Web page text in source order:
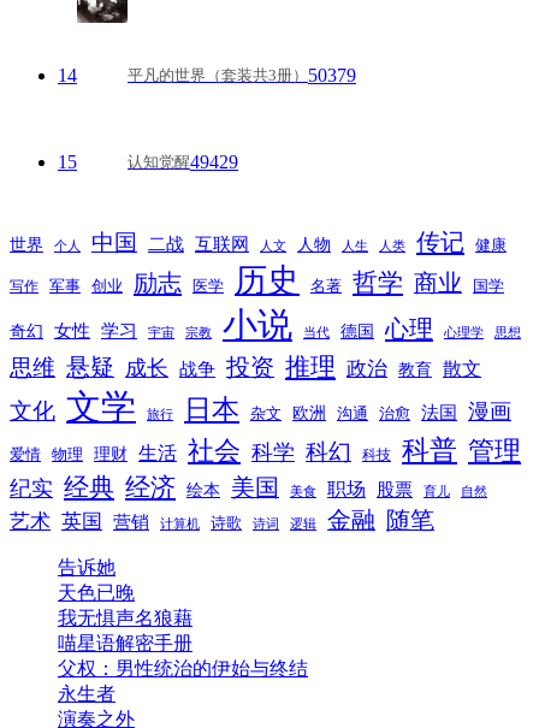
14 平凡的世界（套装共3册） 50379
15 认知觉醒49429
世界 个人 中国 二战 互联网 人文 人物 人生 人类 传记 健康
写作 军事 创业 励志 医学 历史 名著 哲学 商业 国学
奇幻 女性 学习 宇宙 宗教 小说 当代 德国 心理 心理学 思想
思维 悬疑 成长 战争 投资 推理 政治 教育 散文
文化 文学 旅行 日本 杂文 欧洲 沟通 治愈 法国 漫画
爱情 物理 理财 生活 社会 科学 科幻 科技 科普 管理
纪实 经典 经济 绘本 美国 美食 职场 股票 育儿 自然
艺术 英国 营销 计算机 诗歌 诗词 逻辑 金融 随笔
告诉她
天色已晚
我无惧声名狼藉
喵星语解密手册
父权：男性统治的伊始与终结
永生者
演奏之外